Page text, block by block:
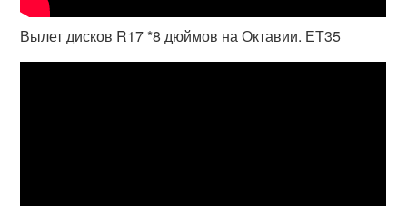
Вылет дисков R17 *8 дюймов на Октавии. ЕТ35